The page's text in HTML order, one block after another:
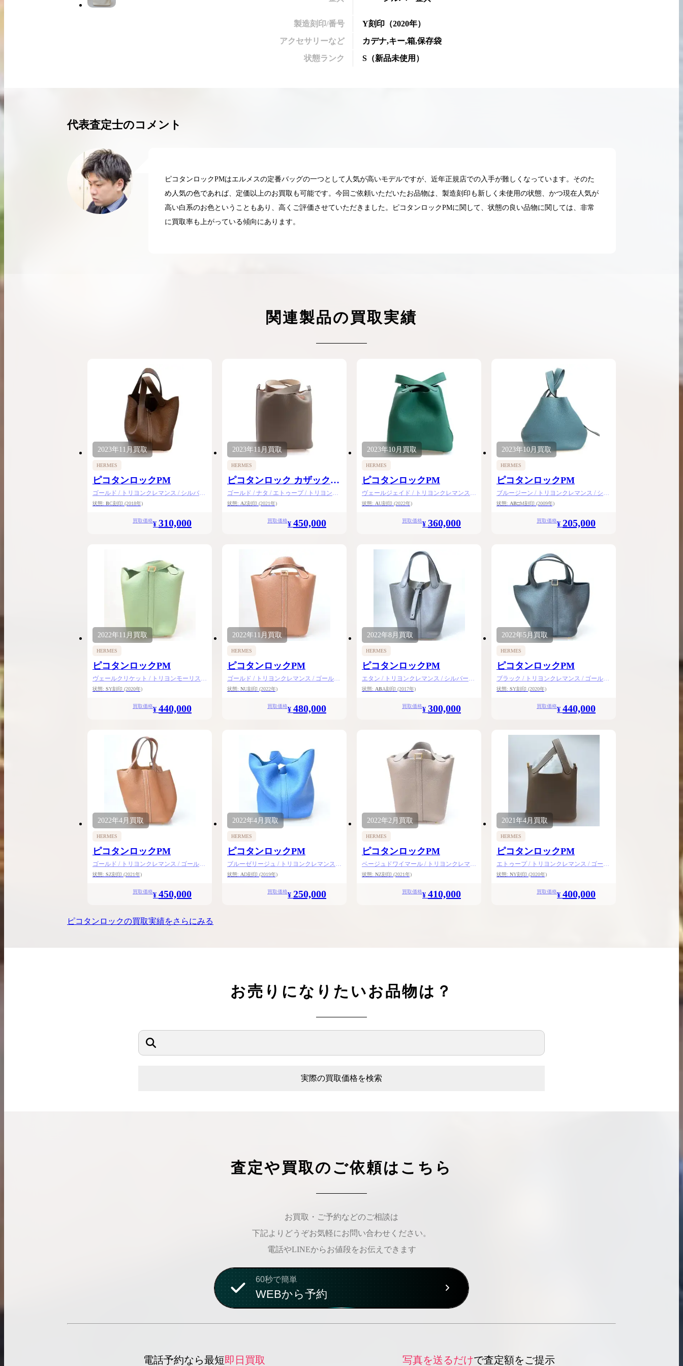
2026.04.10
製造刻印/番号 Y刻印 （2020年）
アクセサリーなど
カデナ,キー,箱,保存袋
状態ランク
S （新品未使用 ）
代表査定士のコメント
ピコタンロックPMはエルメスの定番バッグの一つとして人気が高いモデルですが、近年正規店での入手が難しくなっています。そのた
め人気の色であれば、定価以上のお買取も可能です。今回ご依頼いただいたお品物は、製造刻印も新しく未使用の状態、かつ現在人気が
高い白系のお色ということもあり、高くご評価させていただきました。ピコタンロックPMに関して、状態の良い品物に関しては、非常
に買取率も上がっている傾向にあります。
関連製品の買取実績
2023年11月買取
HERMES
ピコタンロックPM
ゴールド / トリヨンクレマンス / シルバー
金具
状態: BC刻印 (2018年)
買取価格¥ 310,000
2023年11月買取
HERMES
ピコタンロック カザック
PM
ゴールド / ナタ / エトゥープ / トリヨンク
レマンス / シルバー金具
状態: AZ刻印 (2021年)
買取価格¥ 450,000
2023年10月買取
HERMES
ピコタンロックPM
ヴェールジェイド / トリヨンクレマンス /
シルバー金具
状態: AU刻印 (2022年)
買取価格¥ 360,000
2023年10月買取
HERMES
ピコタンロックPM
ブルージーン / トリヨンクレマンス / シル
バー金具
状態: AB□M刻印 (2009年)
買取価格¥ 205,000
2022年11月 買取
HERMES
ピコタンロックPM
ヴェールクリケット / トリヨンモーリス /
ゴールド金具
状態: SY刻印 (2020年)
買取価格¥ 440,000
2022年11月 買取
HERMES
ピコタンロックPM
ゴールド / トリヨンクレマンス / ゴールド
金具
状態: NU刻印 (2022年)
買取価格¥ 480,000
2022年8月 買取
HERMES
ピコタンロックPM
エタン / トリヨンクレマンス / シルバー金
具
状態: ABA刻印 (2017年)
買取価格¥ 300,000
2022年5月買取
HERMES
ピコタンロックPM
ブラック / トリヨンクレマンス / ゴールド
金具
状態: SY刻印 (2020年)
買取価格¥ 440,000
2022年4月 買取
HERMES
ピコタンロックPM
ゴールド / トリヨンクレマンス / ゴールド
金具
状態: SZ刻印 (2021年)
買取価格¥ 450,000
2022年4月買取
HERMES
ピコタンロックPM
ブルーゼリージュ / トリヨンクレマンス /
シルバー金具
状態: AD刻印 (2019年)
買取価格¥ 250,000
2022年2月 買取
HERMES
ピコタンロックPM
ベージュドワイマール / トリヨンクレマン
ス / ゴールド金具
状態: NZ刻印 (2021年)
買取価格¥ 410,000
2021年4月買取
HERMES
ピコタンロックPM
エトゥープ / トリヨンクレマンス / ゴール
ド金具
状態: NY刻印 (2020年)
買取価格¥ 400,000
ピコタンロックの買取実績をさらにみる
お売りになりたいお品物は？
実際の買取価格を検索
査定や買取のご依頼はこちら
お買取・ご予約などのご相談は
下記よりどうぞお気軽にお問い合わせください。
電話やLINEからお値段をお伝えできます
60秒で簡単
WEBから予約
電話予約なら最短即日買取 写真を送るだけで査定額をご提示